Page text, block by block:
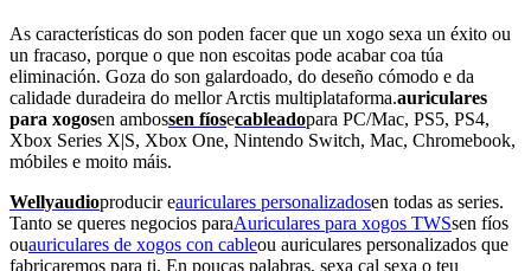
As características do son poden facer que un xogo sexa un éxito ou
un fracaso, porque o que non escoitas pode acabar coa túa
eliminación. Goza do son galardoado, do deseño cómodo e da
calidade duradeira do mellor Arctis multiplataforma.auriculares
para xogosen ambossen fíosecableadopara PC/Mac, PS5, PS4,
Xbox Series X|S, Xbox One, Nintendo Switch, Mac, Chromebook,
móbiles e moito máis.
Wellyaudioproducir eauriculares personalizadosen todas as series.
Tanto se queres negocios paraAuriculares para xogos TWSsen fíos
ouauriculares de xogos con cableou auriculares personalizados que
fabricaremos para ti. En poucas palabras, sexa cal sexa o teu